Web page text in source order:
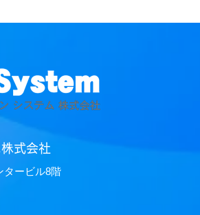
式会社
タービル8階